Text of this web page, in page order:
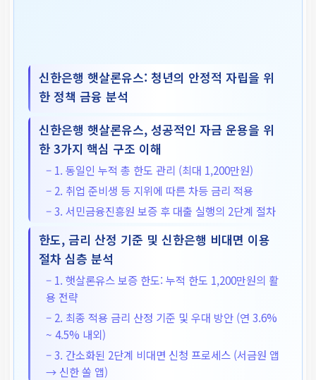
신한은행 햇살론유스: 청년의 안정적 자립을 위
한 정책 금융 분석
신한은행 햇살론유스, 성공적인 자금 운용을 위
한 3가지 핵심 구조 이해
– 1. 동일인 누적 총 한도 관리 (최대 1,200만원)
– 2. 취업 준비생 등 지위에 따른 차등 금리 적용
– 3. 서민금융진흥원 보증 후 대출 실행의 2단계 절차
한도, 금리 산정 기준 및 신한은행 비대면 이용
절차 심층 분석
– 1. 햇살론유스 보증 한도: 누적 한도 1,200만원의 활
용 전략
– 2. 최종 적용 금리 산정 기준 및 우대 방안 (연 3.6%
~ 4.5% 내외)
– 3. 간소화된 2단계 비대면 신청 프로세스 (서금원 앱
→ 신한 쏠 앱)